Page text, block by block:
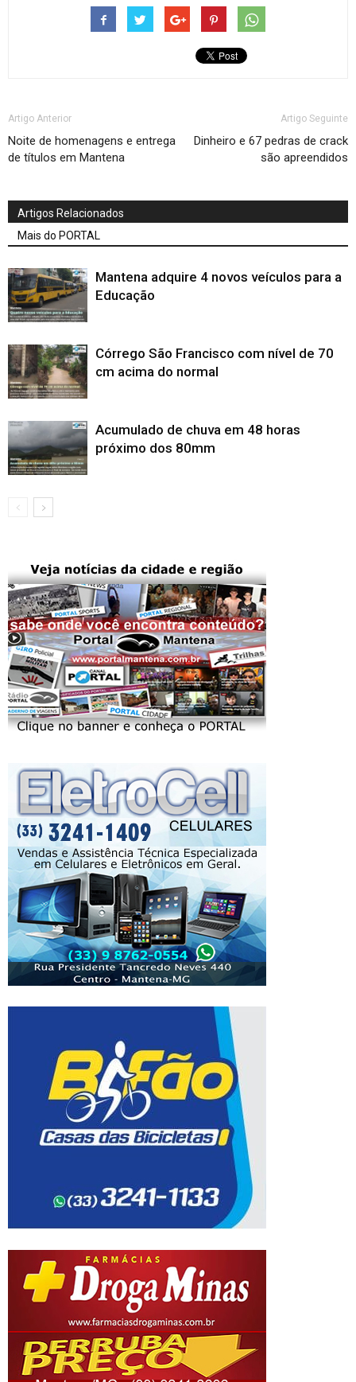
Artigo Anterior
Noite de homenagens e entrega
de títulos em Mantena
Artigo Seguinte
Dinheiro e 67 pedras de crack
são apreendidos
Artigos Relacionados
Mais do PORTAL
Mantena adquire 4 novos veículos para a
Educação
Córrego São Francisco com nível de 70
cm acima do normal
Acumulado de chuva em 48 horas
próximo dos 80mm